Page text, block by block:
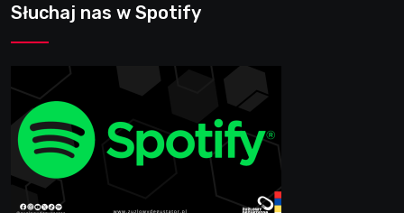
Słuchaj nas w Spotify